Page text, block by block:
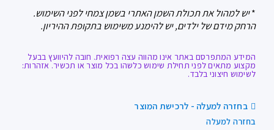
*יש למהול את תכולת השמן האתרי בשמן צמחי לפני השימוש.
הרחק מידם של ילדים, יש להימנע משימוש בתקופת ההיריון.
המידע המתפרסם באתר אינו מהווה עצה רפואית. חובה להיוועץ בבעל
מקצוע מתאים לפני תחילת שימוש כלשהו בכל מוצר או תכשיר. אזהרות:
לשימוש חיצוני בלבד.
בחזרה למעלה - לרכישת המוצר
בחזרה למעלה